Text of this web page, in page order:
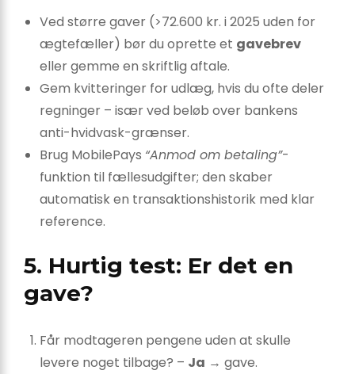
Ved større gaver (>72.600 kr. i 2025 uden for
ægtefæller) bør du oprette et gavebrev
eller gemme en skriftlig aftale.
Gem kvitteringer for udlæg, hvis du ofte deler
regninger – især ved beløb over bankens
anti-hvidvask-grænser.
Brug MobilePays “Anmod om betaling”-
funktion til fællesudgifter; den skaber
automatisk en transaktionshistorik med klar
reference.
5. Hurtig test: Er det en
gave?
Får modtageren pengene uden at skulle
levere noget tilbage? – Ja → gave.